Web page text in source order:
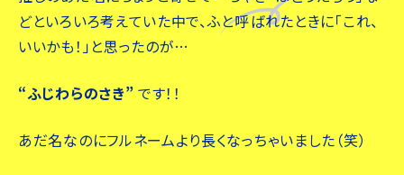
どといろいろ考えていた中で、ふと呼ばれたときに「これ、
いいかも！」と思ったのが…
“ふじわらのさき” です！！
あだ名なのにフルネームより長くなっちゃいました（笑）